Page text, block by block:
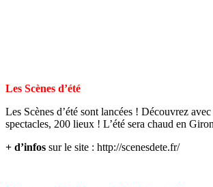
Les Scènes d’été
Les Scènes d’été sont lancées ! Découvrez
spectacles, 200 lieux ! L’été sera chaud en
+ d’infos sur le site : http://scenesdete.fr/